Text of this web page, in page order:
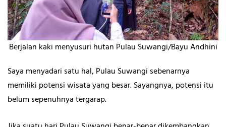
Berjalan kaki menyusuri hutan Pulau Suwangi/Bayu Andhini
Saya menyadari satu hal, Pulau Suwangi sebenarnya
memiliki potensi wisata yang besar. Sayangnya, potensi itu
belum sepenuhnya tergarap.